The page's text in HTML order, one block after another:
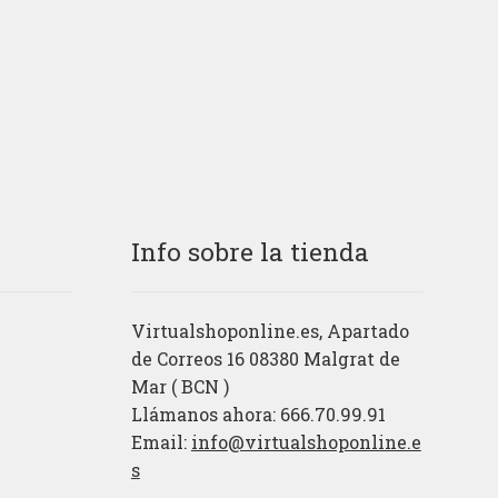
Info sobre la tienda
Virtualshoponline.es, Apartado
de Correos 16 08380 Malgrat de
Mar ( BCN )
Llámanos ahora: 666.70.99.91
Email: info@virtualshoponline.e
s